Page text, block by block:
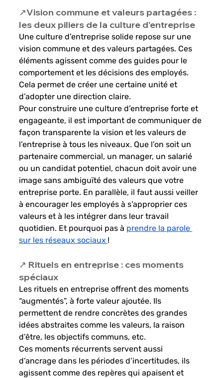
↗️Vision commune et valeurs partagées :
les deux piliers de la culture d’entreprise
Une culture d’entreprise solide repose sur une
vision commune et des valeurs partagées. Ces
éléments agissent comme des guides pour le
comportement et les décisions des employés.
Cela permet de créer une certaine unité et
d’adopter une direction claire.
Pour construire une culture d’entreprise forte et
engageante, il est important de communiquer de
façon transparente la vision et les valeurs de
l’entreprise à tous les niveaux. Que l’on soit un
partenaire commercial, un manager, un salarié
ou un candidat potentiel, chacun doit avoir une
image sans ambiguïté des valeurs que votre
entreprise porte. En parallèle, il faut aussi veiller
à encourager les employés à s’approprier ces
valeurs et à les intégrer dans leur travail
quotidien. Et pourquoi pas à prendre la parole
sur les réseaux sociaux !
↗️ Rituels en entreprise : ces moments
spéciaux
Les rituels en entreprise offrent des moments
“augmentés”, à forte valeur ajoutée. Ils
permettent de rendre concrètes des grandes
idées abstraites comme les valeurs, la raison
d’être, les objectifs communs, etc.
Ces moments récurrents servent aussi
d’ancrage dans les périodes d’incertitudes, ils
agissent comme des repères qui apaisent et